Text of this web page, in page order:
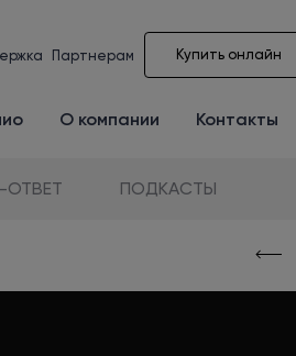
Партнерам Купить онлайн
О компании Контакты
ПОДКАСТЫ